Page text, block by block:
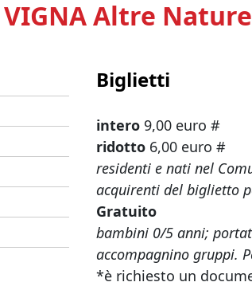
VIGNA Altre Nature
Biglietti
intero 9,00 euro #
ridotto 6,00 euro #
residenti e nati nel
acquirenti del biglietto
Gratuito
bambini 0/5 anni;
accompagnino gruppi.
*è richiesto un